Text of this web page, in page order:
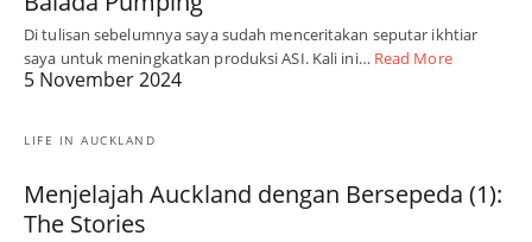
Di tulisan sebelumnya saya sudah menceritakan seputar ikhtiar
saya untuk meningkatkan produksi ASI. Kali ini… Read More
5 November 2024
LIFE IN AUCKLAND
Menjelajah Auckland dengan Bersepeda (1):
The Stories